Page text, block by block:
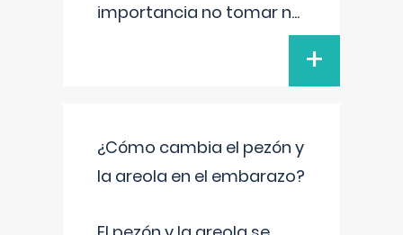
importancia no tomar n...
+
¿Cómo cambia el pezón y
la areola en el embarazo?